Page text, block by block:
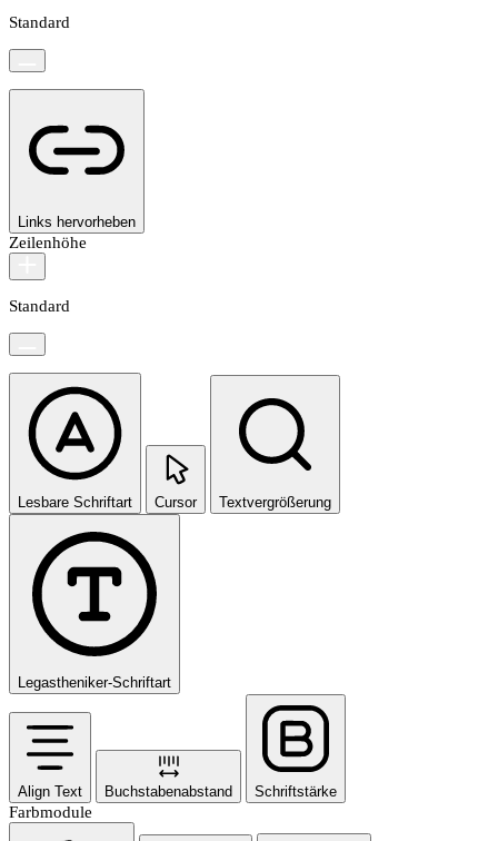
Standard
Links hervorheben
Zeilenhöhe
Standard
Lesbare Schriftart Cursor Textvergrößerung
Legastheniker-Schriftart
Align Text Buchstabenabstand Schriftstärke
Farbmodule